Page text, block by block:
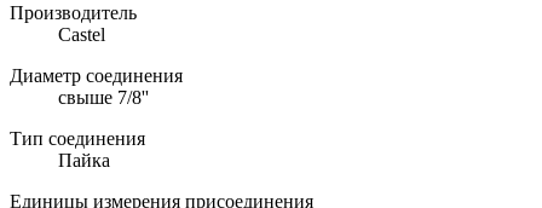
Производитель
Castel
Диаметр соединения
свыше 7/8''
Тип соединения
Пайка
Единицы измерения присоединения